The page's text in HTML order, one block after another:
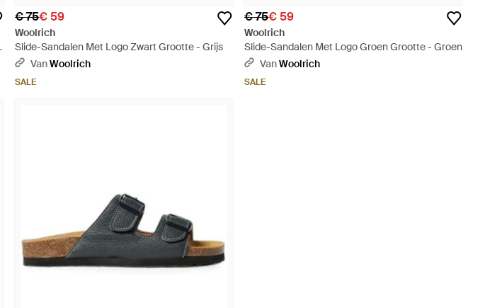
€ 75€ 59
Woolrich
Slide-Sandalen Met Logo Zwart Grootte - Grijs
VanWoolrich
SALE
€ 75€ 59
Woolrich
Slide-Sandalen Met Logo Groen Grootte - Groen
VanWoolrich
SALE